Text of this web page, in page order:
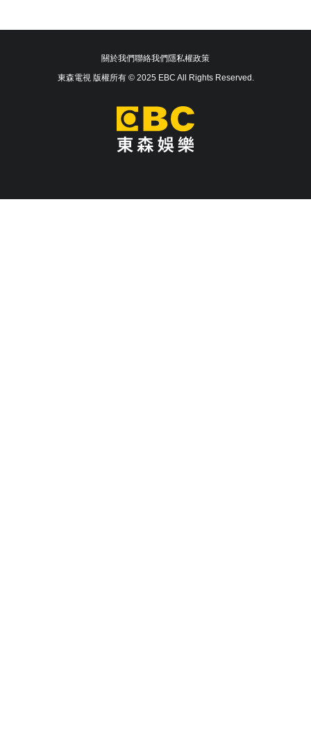
關於我們聯絡我們隱私權政策
東森電視 版權所有 © 2025 EBC All Rights Reserved.